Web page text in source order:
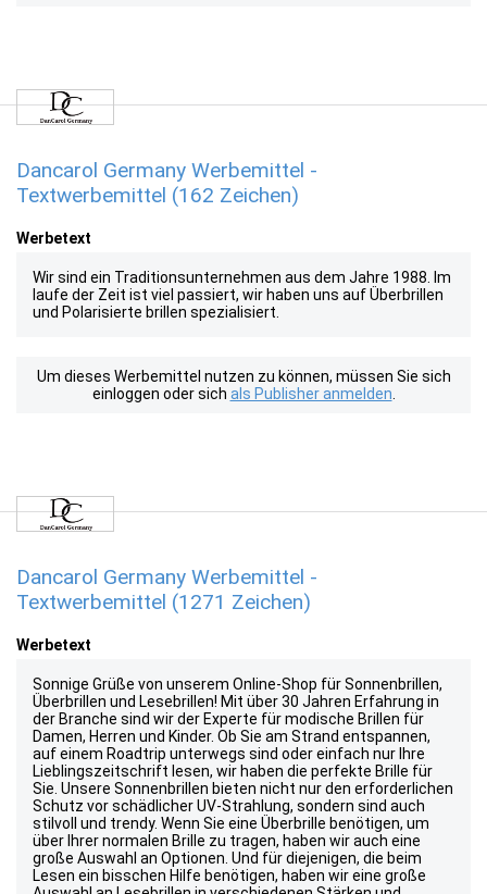
Dancarol Germany Werbemittel -
Textwerbemittel (162 Zeichen)
Werbetext
Wir sind ein Traditionsunternehmen aus dem Jahre 1988. Im
laufe der Zeit ist viel passiert, wir haben uns auf Überbrillen
und Polarisierte brillen spezialisiert.
Um dieses Werbemittel nutzen zu können, müssen Sie sich
einloggen oder sich als Publisher anmelden
Dancarol Germany Werbemittel -
Textwerbemittel (1271 Zeichen)
Werbetext
Sonnige Grüße von unserem Online-Shop für Sonnenbrillen,
Überbrillen und Lesebrillen! Mit über 30 Jahren Erfahrung in
der Branche sind wir der Experte für modische Brillen für
Damen, Herren und Kinder. Ob Sie am Strand entspannen,
auf einem Roadtrip unterwegs sind oder einfach nur Ihre
Lieblingszeitschrift lesen, wir haben die perfekte Brille für
Sie. Unsere Sonnenbrillen bieten nicht nur den erforderlichen
Schutz vor schädlicher UV-Strahlung, sondern sind auch
stilvoll und trendy. Wenn Sie eine Überbrille benötigen, um
über Ihrer normalen Brille zu tragen, haben wir auch eine
große Auswahl an Optionen. Und für diejenigen, die beim
Lesen ein bisschen Hilfe benötigen, haben wir eine große